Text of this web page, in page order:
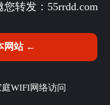
转发： 55rrdd.com
网站 ←
WIFI网络访问